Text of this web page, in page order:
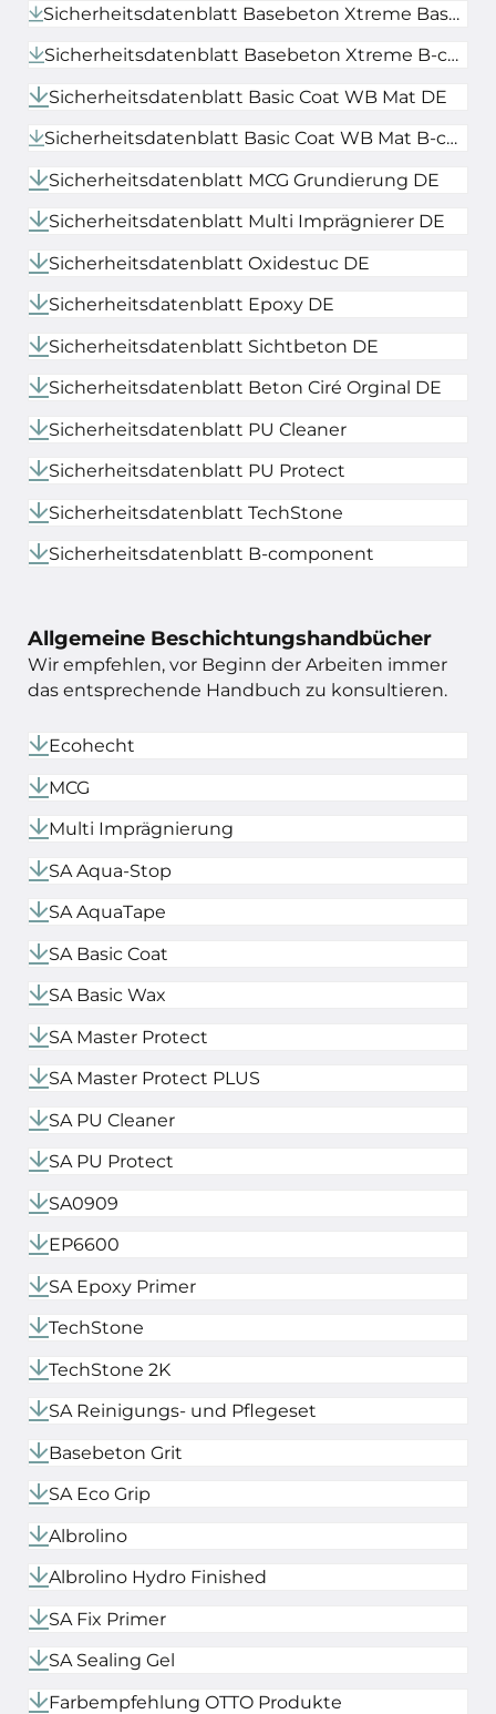
Sicherheitsdatenblatt Basebeton Xtreme Basa / Medi / Sense DE
Sicherheitsdatenblatt Basebeton Xtreme B-component DE
Sicherheitsdatenblatt Basic Coat WB Mat DE
Sicherheitsdatenblatt Basic Coat WB Mat B-component DE
Sicherheitsdatenblatt MCG Grundierung DE
Sicherheitsdatenblatt Multi Imprägnierer DE
Sicherheitsdatenblatt Oxidestuc DE
Sicherheitsdatenblatt Epoxy DE
Sicherheitsdatenblatt Sichtbeton DE
Sicherheitsdatenblatt Beton Ciré Orginal DE
Sicherheitsdatenblatt PU Cleaner
Sicherheitsdatenblatt PU Protect
Sicherheitsdatenblatt TechStone
Sicherheitsdatenblatt B-component
Allgemeine Beschichtungshandbücher
Wir empfehlen, vor Beginn der Arbeiten immer
das entsprechende Handbuch zu konsultieren.
Ecohecht
MCG
Multi Imprägnierung
SA Aqua-Stop
SA AquaTape
SA Basic Coat
SA Basic Wax
SA Master Protect
SA Master Protect PLUS
SA PU Cleaner
SA PU Protect
SA0909
EP6600
SA Epoxy Primer
TechStone
TechStone 2K
SA Reinigungs- und Pflegeset
Basebeton Grit
SA Eco Grip
Albrolino
Albrolino Hydro Finished
SA Fix Primer
SA Sealing Gel
Farbempfehlung OTTO Produkte